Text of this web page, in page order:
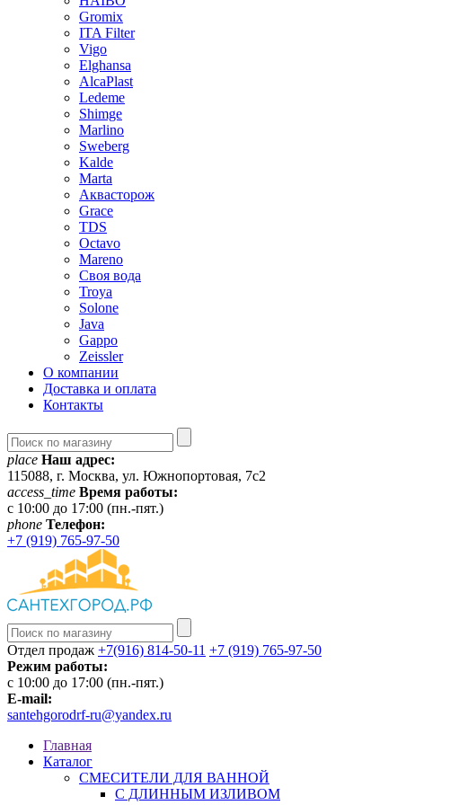
Gromix
ITA Filter
Vigo
Elghansa
AlcaPlast
Ledeme
Shimge
Marlino
Sweberg
Kalde
Marta
Аквасторож
Grace
TDS
Octavo
Mareno
Своя вода
Troya
Solone
Java
Gappo
Zeissler
О компании
Доставка и оплата
Контакты
place Наш адрес:
115088, г. Москва, ул. Южнопортовая, 7с2
access_time Время работы:
c 10:00 до 17:00 (пн.-пят.)
phone Телефон:
+7 (919) 765-97-50
Отдел продаж +7(916) 814-50-11 +7 (919) 765-97-50
Режим работы:
c 10:00 до 17:00 (пн.-пят.)
E-mail:
santehgorodrf-ru@yandex.ru
Главная
Каталог
СМЕСИТЕЛИ ДЛЯ ВАННОЙ
С ДЛИННЫМ ИЗЛИВОМ